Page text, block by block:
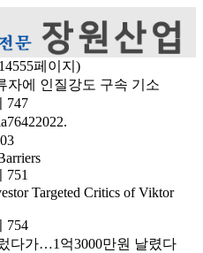
페이지)
에 인질강도 구속 기소
747
751
Targeted Critics of Viktor
754
다가…1억3000만원 날렸다